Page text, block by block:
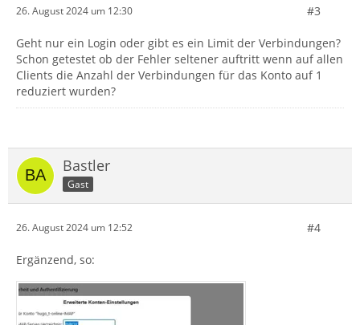
26. August 2024 um 12:30 #3
Geht nur ein Login oder gibt es ein Limit der Verbindungen?
Schon getestet ob der Fehler seltener auftritt wenn auf allen
Clients die Anzahl der Verbindungen für das Konto auf 1
reduziert wurden?
Bastler
Gast
26. August 2024 um 12:52 #4
Ergänzend, so: